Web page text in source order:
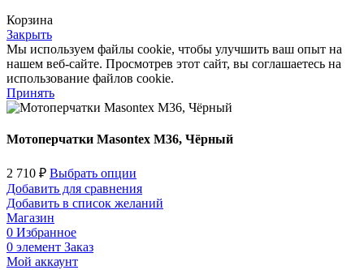
Корзина
Закрыть
Мы используем файлы cookie, чтобы улучшить ваш опыт на
нашем веб-сайте. Просмотрев этот сайт, вы соглашаетесь на
использование файлов cookie.
Принять
Мотоперчатки Masontex M36, Чёрный
2 710 ₽ Выбрать опции
Добавить для сравнения
Добавить в список желаний
Магазин
0 Избранное
0 элемент Заказ
Мой аккаунт